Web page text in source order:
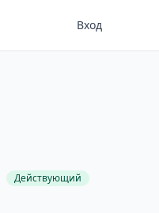
Вход
Действующий